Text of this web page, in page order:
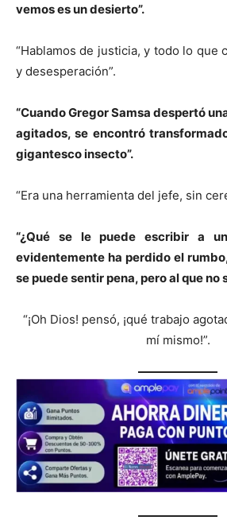
vemos es un desierto”.
“Hablamos de justicia, y todo lo que
y desesperación”.
“Cuando Gregor Samsa despertó
agitados, se encontró
gigantesco insecto”.
“Era una herramienta del jefe, sin
“¿Qué se le puede escribir a
evidentemente ha perdido el
se puede sentir pena, pero al que no
“¡Oh Dios! pensó, ¡qué trabajo
mí mismo!”.